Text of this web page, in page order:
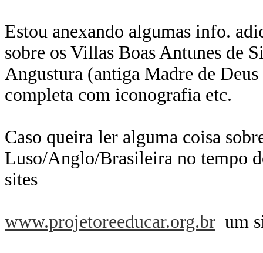
Estou anexando algumas info.
sobre os Villas Boas Antunes de
Angustura (antiga Madre de
completa com iconografia etc.
Caso queira ler alguma coisa
Luso/Anglo/Brasileira no tempo
sites
www.projetoreeducar.org.br um